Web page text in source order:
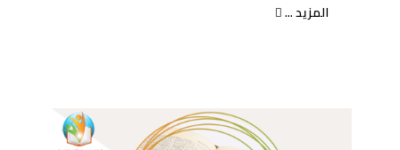
المزيد ...